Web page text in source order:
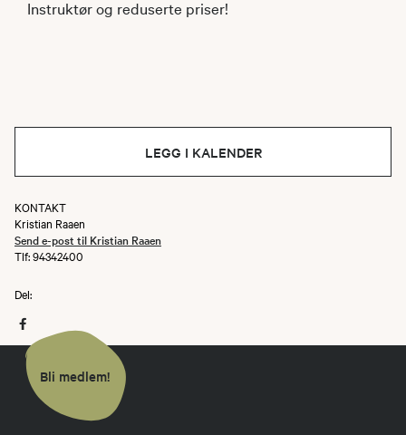
Instruktør og reduserte priser!
LEGG I KALENDER
KONTAKT
Kristian Raaen
Send e-post til Kristian Raaen
Tlf: 94342400
Del:
Bli medlem!